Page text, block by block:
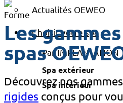
Actualités OEWEO
Choisir votre spa
Par IMPLANTATION
Spa extérieur
Spa intérieur
Les
spas
Découvrez nos
rigides conçus pour